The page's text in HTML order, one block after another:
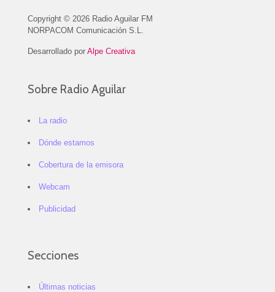
Copyright © 2026 Radio Aguilar FM
NORPACOM Comunicación S.L.
Desarrollado por Alpe Creativa
Sobre Radio Aguilar
La radio
Dónde estamos
Cobertura de la emisora
Webcam
Publicidad
Secciones
Últimas noticias